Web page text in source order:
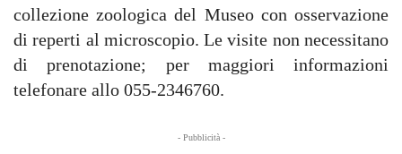
collezione zoologica del Museo con osservazione
di reperti al microscopio. Le visite non necessitano
di prenotazione; per maggiori informazioni
telefonare allo 055-2346760.
- Pubblicità -